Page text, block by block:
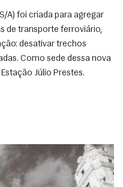
A) foi criada para agregar
de transporte ferroviário,
desativar trechos
Como sede dessa nova
Júlio Prestes.